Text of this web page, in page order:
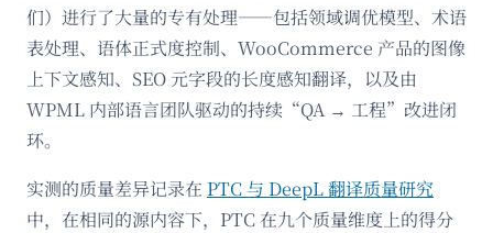
们）进行了大量的专有处理——包括领域调优模型、术语
表处理、语体正式度控制、WooCommerce 产品的图像
上下文感知、SEO 元字段的长度感知翻译，以及由
WPML 内部语言团队驱动的持续“QA → 工程”改进闭
环。
实测的质量差异记录在 PTC 与 DeepL 翻译质量研究
中，在相同的源内容下，PTC 在九个质量维度上的得分